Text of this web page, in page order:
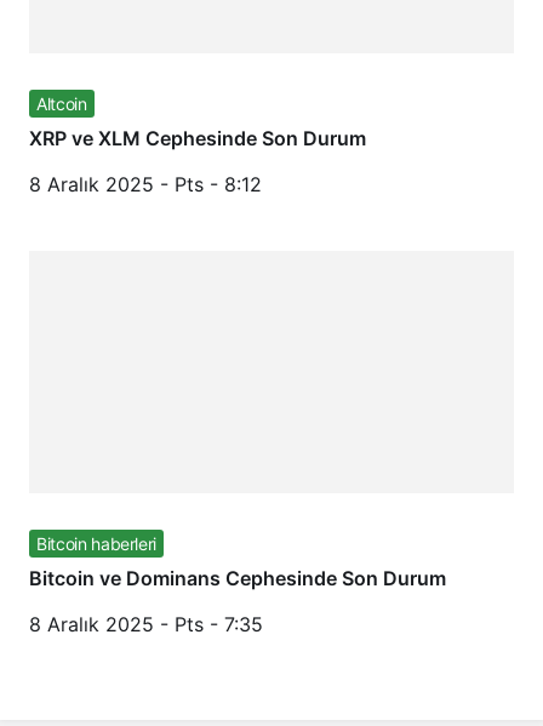
Altcoin
XRP ve XLM Cephesinde Son Durum
8 Aralık 2025 - Pts - 8:12
Bitcoin haberleri
Bitcoin ve Dominans Cephesinde Son Durum
8 Aralık 2025 - Pts - 7:35